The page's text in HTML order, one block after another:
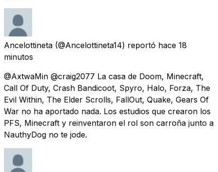
Ancelottineta (@Ancelottineta14) reportó hace 18
minutos
@AxtwaMin @craig2077 La casa de Doom, Minecraft,
Call Of Duty, Crash Bandicoot, Spyro, Halo, Forza, The
Evil Within, The Elder Scrolls, FallOut, Quake, Gears Of
War no ha aportado nada. Los estudios que crearon los
PFS, Minecraft y reinventaron el rol son carroña junto a
NauthyDog no te jode.